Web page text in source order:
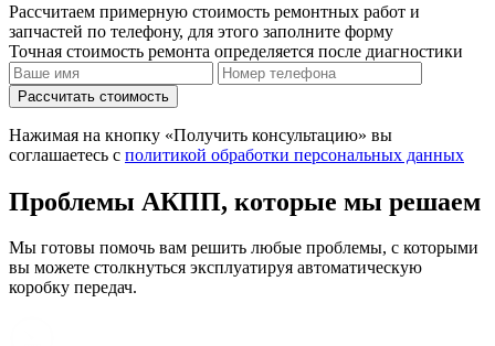
Рассчитаем примерную стоимость ремонтных работ и
запчастей по телефону, для этого заполните форму
Точная стоимость ремонта определяется после диагностики
Рассчитать стоимость
Нажимая на кнопку «Получить консультацию» вы
соглашаетесь с политикой обработки персональных данных
Проблемы АКПП, которые мы решаем
Мы готовы помочь вам решить любые проблемы, с которыми
вы можете столкнуться эксплуатируя автоматическую
коробку передач.